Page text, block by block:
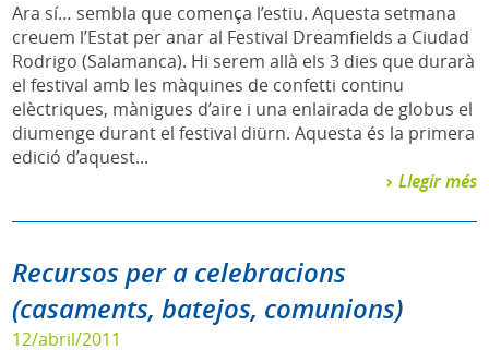
Ara sí… sembla que comença l’estiu. Aquesta setmana
creuem l’Estat per anar al Festival Dreamfields a Ciudad
Rodrigo (Salamanca). Hi serem allà els 3 dies que durarà
el festival amb les màquines de confetti continu
elèctriques, mànigues d’aire i una enlairada de globus el
diumenge durant el festival diürn. Aquesta és la primera
edició d’aquest...
Llegir més
Recursos per a celebracions
(casaments, batejos, comunions)
12/abril/2011